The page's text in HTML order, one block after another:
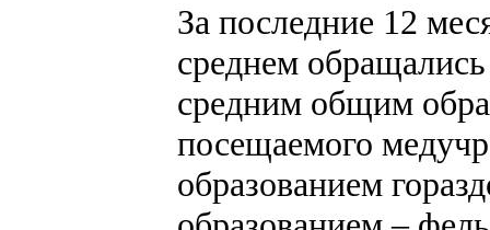
За последние 12
среднем
средним общим
посещаемого
образованием